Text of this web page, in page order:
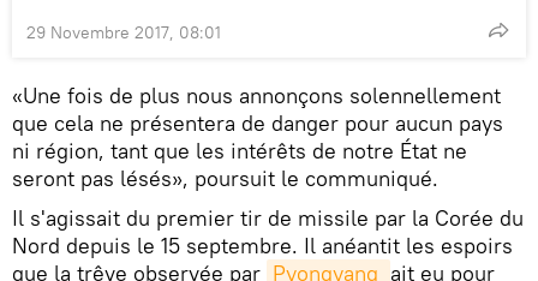
29 Novembre 2017, 08:01
«Une fois de plus nous annonçons solennellement
que cela ne présentera de danger pour aucun pays
ni région, tant que les intérêts de notre État ne
seront pas lésés», poursuit le communiqué.
Il s'agissait du premier tir de missile par la Corée du
Nord depuis le 15 septembre. Il anéantit les espoirs
que la trêve observée par Pyongyang ait eu pour